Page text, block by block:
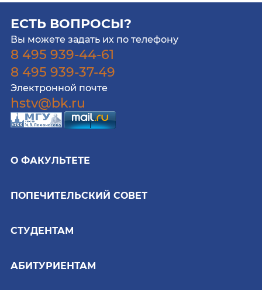
ЕСТЬ ВОПРОСЫ?
Вы можете задать их по телефону
8 495 939-44-61
8 495 939-37-49
Электронной почте
hstv@bk.ru
О ФАКУЛЬТЕТЕ
ПОПЕЧИТЕЛЬСКИЙ СОВЕТ
СТУДЕНТАМ
АБИТУРИЕНТАМ